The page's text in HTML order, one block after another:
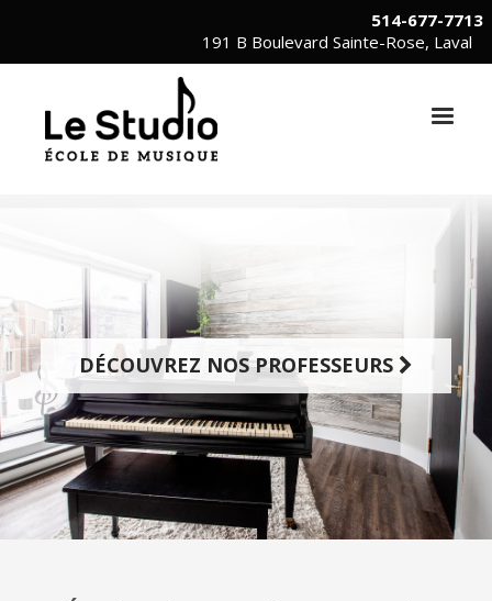
514-677-7713
191 B Boulevard Sainte-Rose, Laval
DÉCOUVREZ NOS PROFESSEURS